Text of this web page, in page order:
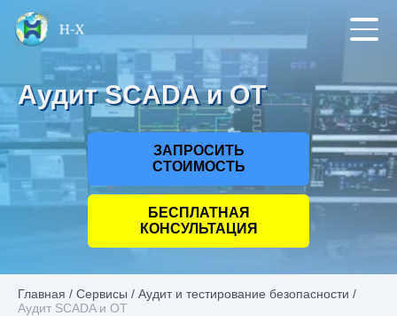
Аудит SCADA и ОТ
ЗАПРОСИТЬ
СТОИМОСТЬ
БЕСПЛАТНАЯ
КОНСУЛЬТАЦИЯ
Главная / Сервисы / Аудит и тестирование безопасности /
Аудит SCADA и ОТ